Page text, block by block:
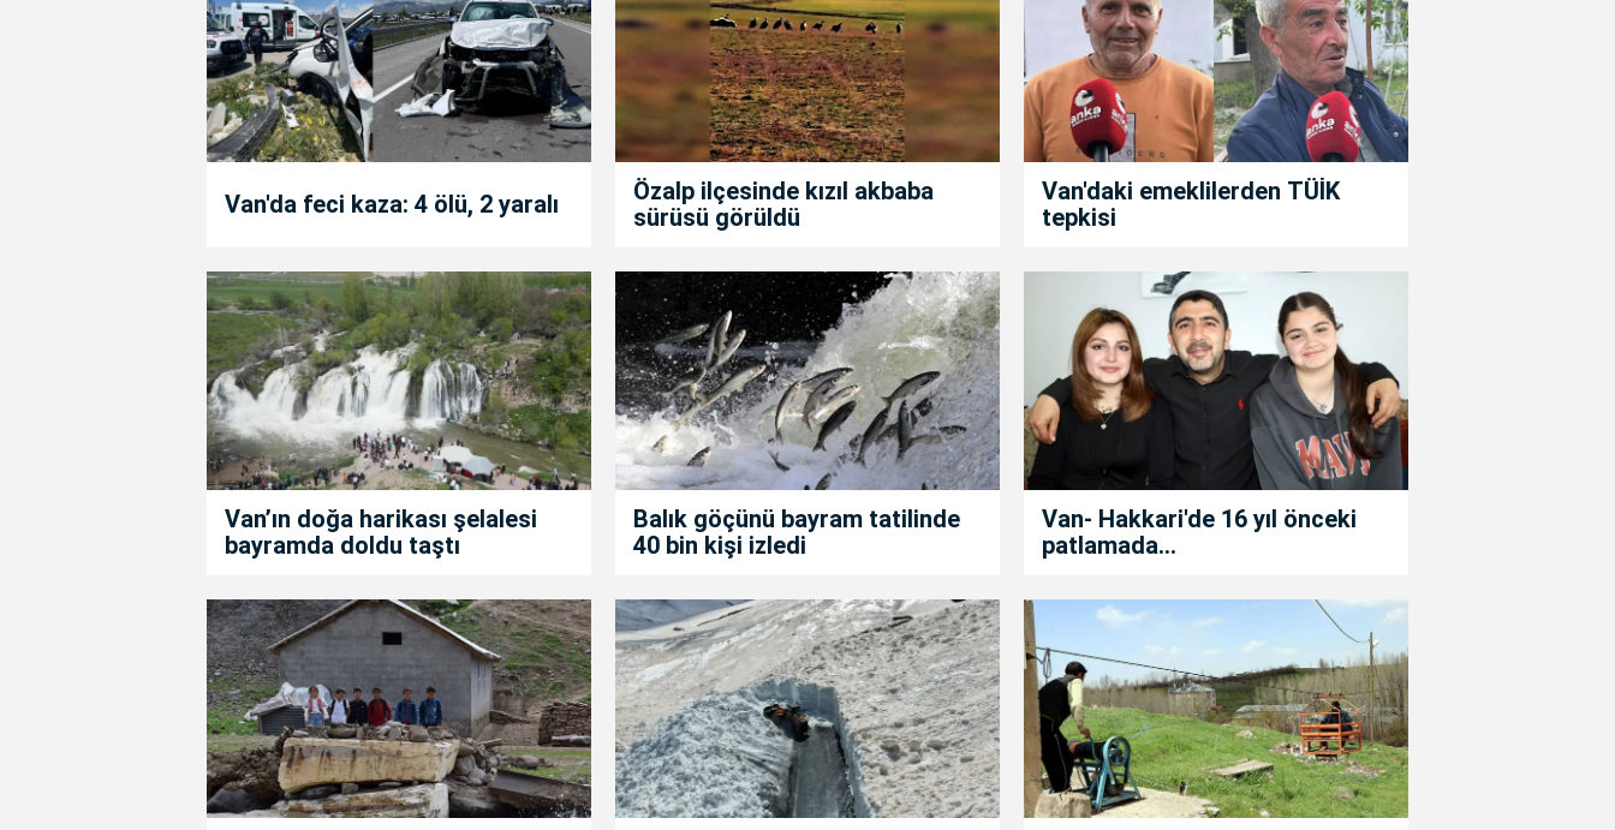
Van'da feci kaza: 4 ölü, 2 yaralı
Özalp ilçesinde kızıl akbaba
sürüsü görüldü
Van'daki emeklilerden TÜİK
tepkisi
Van’ın doğa harikası şelalesi
bayramda doldu taştı
Balık göçünü bayram tatilinde
40 bin kişi izledi
Van- Hakkari'de 16 yıl önceki
patlamada...